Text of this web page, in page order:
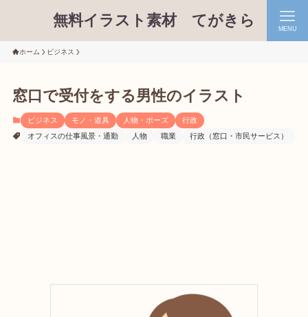
無料イラスト素材 てがきら MENU
ホーム ビジネス
窓口で受付をする男性のイラスト
ビジネス モノ・道具 人物・ポーズ
行政
オフィスの仕事風景・通勤
人物 職業 行政（窓口・市民サービス）